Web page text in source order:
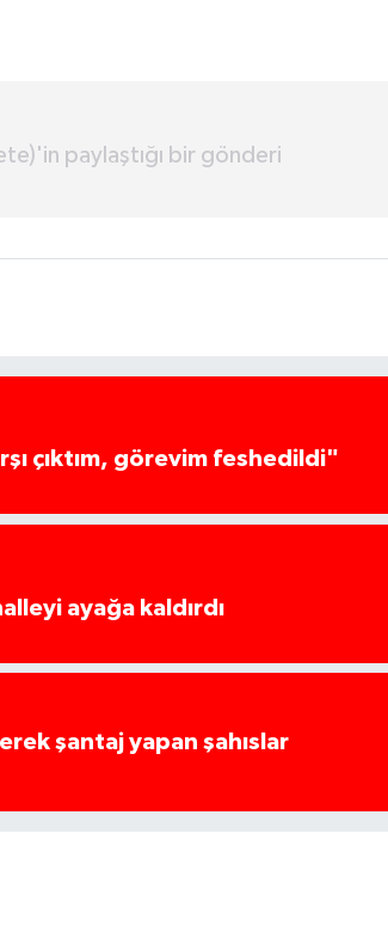
paylaştığı bir gönderi
çıktım, görevim feshedildi"
ayağa kaldırdı
şantaj yapan şahıslar